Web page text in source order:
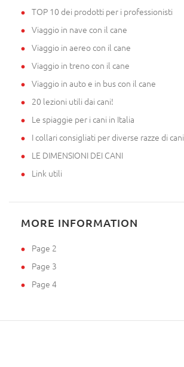
TOP 10 dei prodotti per i professionisti
Viaggio in nave con il cane
Viaggio in aereo con il cane
Viaggio in treno con il cane
Viaggio in auto e in bus con il cane
20 lezioni utili dai cani!
Le spiaggie per i cani in Italia
I collari consigliati per diverse razze di cani
LE DIMENSIONI DEI CANI
Link utili
MORE INFORMATION
Page 2
Page 3
Page 4